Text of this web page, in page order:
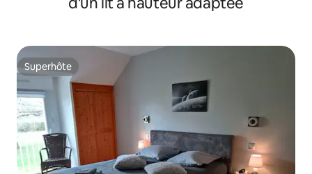
Superhôte
Superhôte